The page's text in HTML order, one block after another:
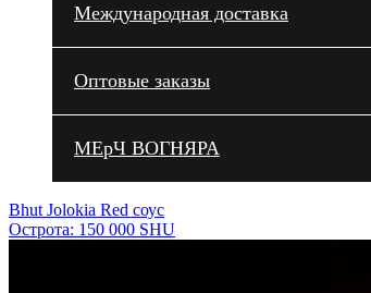
Международная доставка
Оптовые заказы
МЕрЧ ВОГНЯРА
Bhut Jolokia Red соус
Острота: 150 000 SHU